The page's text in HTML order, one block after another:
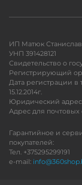
ИП Матюк
УНП 391428121
Свидетельство о
Регистрирующий
Дата регистрации в
15.12.2014г.
Юридический адрес:
Адрес для почтовых
Гарантийное и
покупателей:
Тел. +375295299191
e-mail: